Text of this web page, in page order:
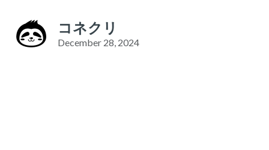
コネクリ
December 28, 2024